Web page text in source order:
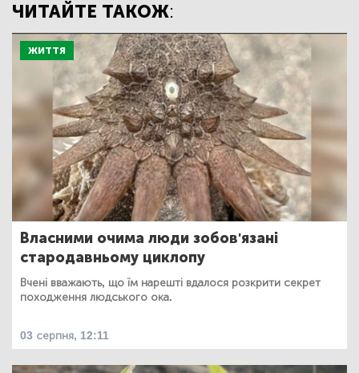
ЧИТАЙТЕ ТАКОЖ:
ЖИТТЯ
Власними очима люди зобов'язані
стародавньому циклопу
Вчені вважають, що їм нарешті вдалося розкрити секрет
походження людського ока.
03 серпня, 12:11